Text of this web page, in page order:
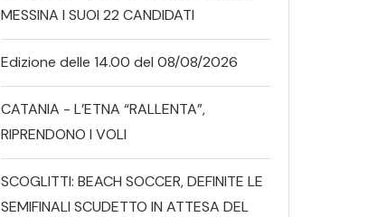
MESSINA I SUOI 22 CANDIDATI
Edizione delle 14.00 del 08/08/2026
CATANIA - L’ETNA “RALLENTA”,
RIPRENDONO I VOLI
SCOGLITTI: BEACH SOCCER, DEFINITE LE
SEMIFINALI SCUDETTO IN ATTESA DEL